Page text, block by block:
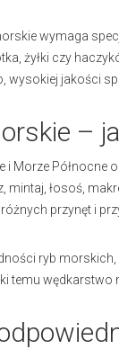
wymaga
żyłki czy
wysokiej jakości
–
i Morze
mintaj, łosoś,
przynęt i
ryb
temu